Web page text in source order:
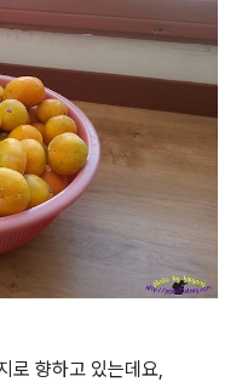
로 향하고 있는데요,